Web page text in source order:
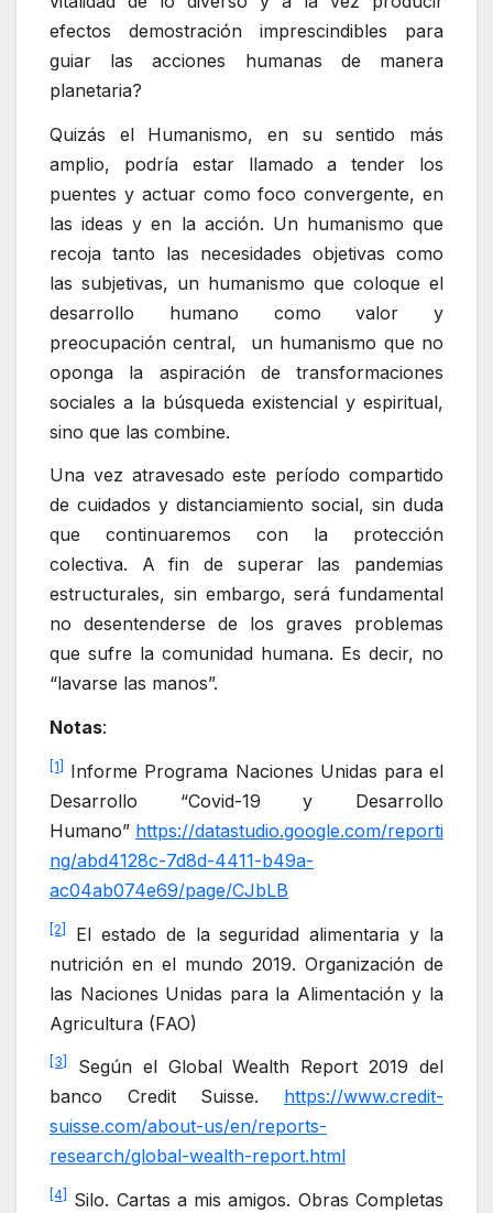
efectos demostración imprescindibles para
guiar las acciones humanas de manera
planetaria?
Quizás el Humanismo, en su sentido más
amplio, podría estar llamado a tender los
puentes y actuar como foco convergente, en
las ideas y en la acción. Un humanismo que
recoja tanto las necesidades objetivas como
las subjetivas, un humanismo que coloque el
desarrollo humano como valor y
preocupación central, un humanismo que no
oponga la aspiración de transformaciones
sociales a la búsqueda existencial y espiritual,
sino que las combine.
Una vez atravesado este período compartido
de cuidados y distanciamiento social, sin duda
que continuaremos con la protección
colectiva. A fin de superar las pandemias
estructurales, sin embargo, será fundamental
no desentenderse de los graves problemas
que sufre la comunidad humana. Es decir, no
“lavarse las manos”.
Notas:
[1]
Informe Programa Naciones Unidas para el
Desarrollo “Covid-19 y Desarrollo
Humano” https://datastudio.google.com/reporti
ng/abd4128c-7d8d-4411-b49a-
ac04ab074e69/page/CJbLB
[2]
El estado de la seguridad alimentaria y la
nutrición en el mundo 2019. Organización de
las Naciones Unidas para la Alimentación y la
Agricultura (FAO)
[3]
Según el Global Wealth Report 2019 del
banco Credit Suisse. https://www.credit-
suisse.com/about-us/en/reports-
research/global-wealth-report.html
[4]
Silo. Cartas a mis amigos. Obras Completas